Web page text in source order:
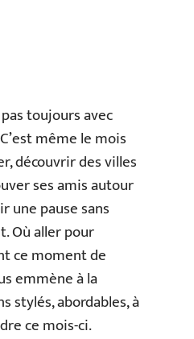
toujours avec
même le mois
découvrir des villes
ses amis autour
une pause sans
Où aller pour
ce moment de
emmène à la
stylés, abordables, à
ce mois-ci.